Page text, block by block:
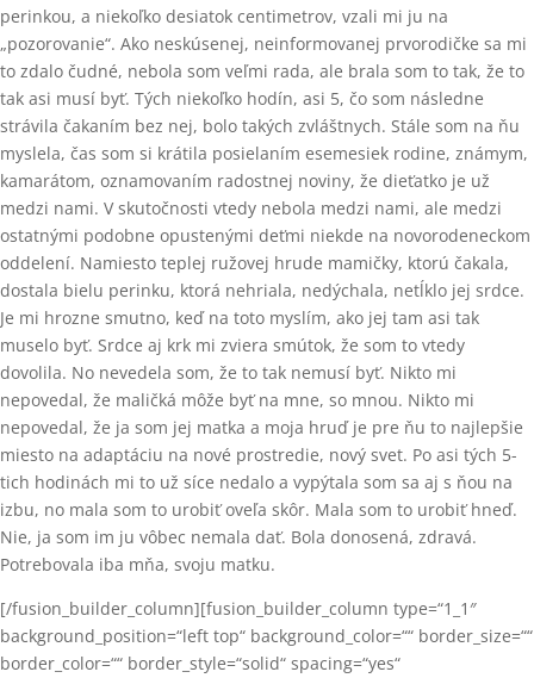
perinkou, a niekoľko desiatok centimetrov, vzali mi ju na
„pozorovanie“. Ako neskúsenej, neinformovanej prvorodičke sa mi
to zdalo čudné, nebola som veľmi rada, ale brala som to tak, že to
tak asi musí byť. Tých niekoľko hodín, asi 5, čo som následne
strávila čakaním bez nej, bolo takých zvláštnych. Stále som na ňu
myslela, čas som si krátila posielaním esemesiek rodine, známym,
kamarátom, oznamovaním radostnej noviny, že dieťatko je už
medzi nami. V skutočnosti vtedy nebola medzi nami, ale medzi
ostatnými podobne opustenými deťmi niekde na novorodeneckom
oddelení. Namiesto teplej ružovej hrude mamičky, ktorú čakala,
dostala bielu perinku, ktorá nehriala, nedýchala, netĺklo jej srdce.
Je mi hrozne smutno, keď na toto myslím, ako jej tam asi tak
muselo byť. Srdce aj krk mi zviera smútok, že som to vtedy
dovolila. No nevedela som, že to tak nemusí byť. Nikto mi
nepovedal, že maličká môže byť na mne, so mnou. Nikto mi
nepovedal, že ja som jej matka a moja hruď je pre ňu to najlepšie
miesto na adaptáciu na nové prostredie, nový svet. Po asi tých 5-
tich hodinách mi to už síce nedalo a vypýtala som sa aj s ňou na
izbu, no mala som to urobiť oveľa skôr. Mala som to urobiť hneď.
Nie, ja som im ju vôbec nemala dať. Bola donosená, zdravá.
Potrebovala iba mňa, svoju matku.
[/fusion_builder_column][fusion_builder_column type=“1_1″
background_position=“left top“ background_color=““ border_size=““
border_color=““ border_style=“solid“ spacing=“yes“